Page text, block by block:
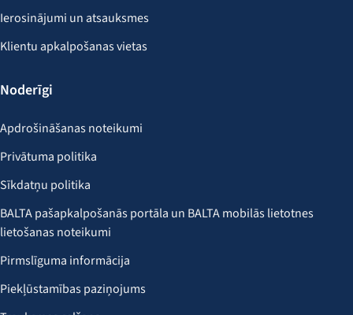
Ierosinājumi un atsauksmes
Klientu apkalpošanas vietas
Noderīgi
Apdrošināšanas noteikumi
Privātuma politika
Sīkdatņu politika
BALTA pašapkalpošanās portāla un BALTA mobilās lietotnes
lietošanas noteikumi
Pirmslīguma informācija
Piekļūstamības paziņojums